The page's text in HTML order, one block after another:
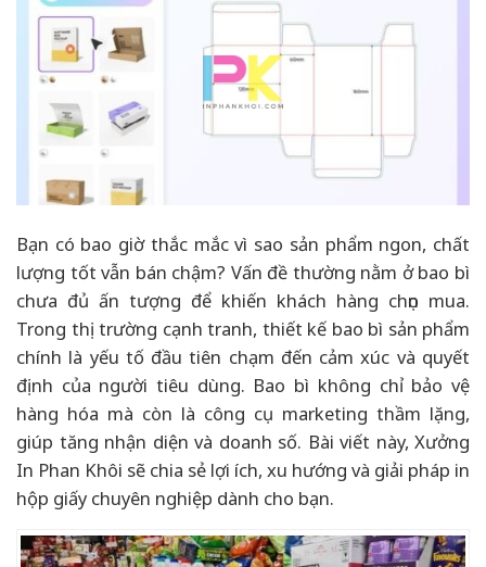
Bạn có bao giờ thắc mắc vì sao sản phẩm ngon, chất
lượng tốt vẫn bán chậm? Vấn đề thường nằm ở bao bì
chưa đủ ấn tượng để khiến khách hàng chọn mua.
Trong thị trường cạnh tranh, thiết kế bao bì sản phẩm
chính là yếu tố đầu tiên chạm đến cảm xúc và quyết
định của người tiêu dùng. Bao bì không chỉ bảo vệ
hàng hóa mà còn là công cụ marketing thầm lặng,
giúp tăng nhận diện và doanh số. Bài viết này, Xưởng
In Phan Khôi sẽ chia sẻ lợi ích, xu hướng và giải pháp in
hộp giấy chuyên nghiệp dành cho bạn.